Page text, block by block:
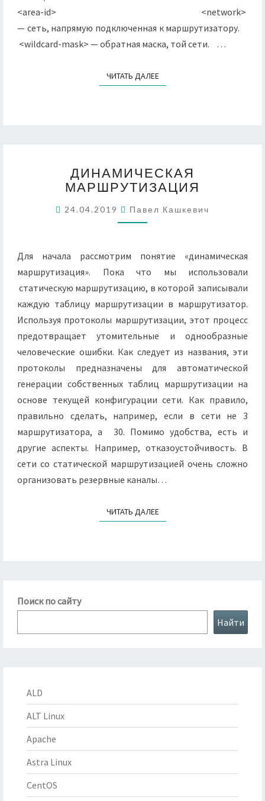
<area-id> <network>
— сеть, напрямую подключенная к маршрутизатору.
<wildcard-mask> — обратная маска, той сети. …
ЧИТАТЬ ДАЛЕЕЧИТАТЬ ДАЛЕЕ
МАРШРУТИЗАЦИЯ
ДИНАМИЧЕСКАЯ
МАРШРУТИЗАЦИЯ
24.04.2019 Павел Кашкевич
Для начала рассмотрим понятие «динамическая
маршрутизация». Пока что мы использовали
статическую маршрутизацию, в которой записывали
каждую таблицу маршрутизации в маршрутизатор.
Используя протоколы маршрутизации, этот процесс
предотвращает утомительные и однообразные
человеческие ошибки. Как следует из названия, эти
протоколы предназначены для автоматической
генерации собственных таблиц маршрутизации на
основе текущей конфигурации сети. Как правило,
правильно сделать, например, если в сети не 3
маршрутизатора, а 30. Помимо удобства, есть и
другие аспекты. Например, отказоустойчивость. В
сети со статической маршрутизацией очень сложно
организовать резервные каналы…
ЧИТАТЬ ДАЛЕЕЧИТАТЬ ДАЛЕЕ
Поиск по сайту
Найти
ALD
ALT Linux
Apache
Astra Linux
CentOS